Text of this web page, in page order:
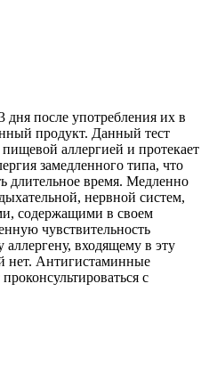
после употребления их в
продукт. Данный тест
аллергией и протекает
замедленного типа, что
длительное время. Медленно
нервной систем,
содержащими в своем
чувствительность
входящему в эту
нет. Антигистаминные
с